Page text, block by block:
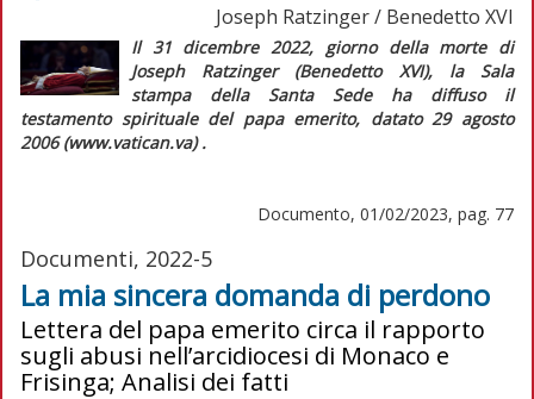
Joseph Ratzinger / Benedetto XVI
Il 31 dicembre 2022, giorno della morte di
Joseph Ratzinger (Benedetto XVI), la Sala
stampa della Santa Sede ha diffuso il
testamento spirituale del papa emerito, datato 29 agosto
2006 (www.vatican.va) .
Documento, 01/02/2023, pag. 77
Documenti, 2022-5
La mia sincera domanda di perdono
Lettera del papa emerito circa il rapporto
sugli abusi nell’arcidiocesi di Monaco e
Frisinga; Analisi dei fatti